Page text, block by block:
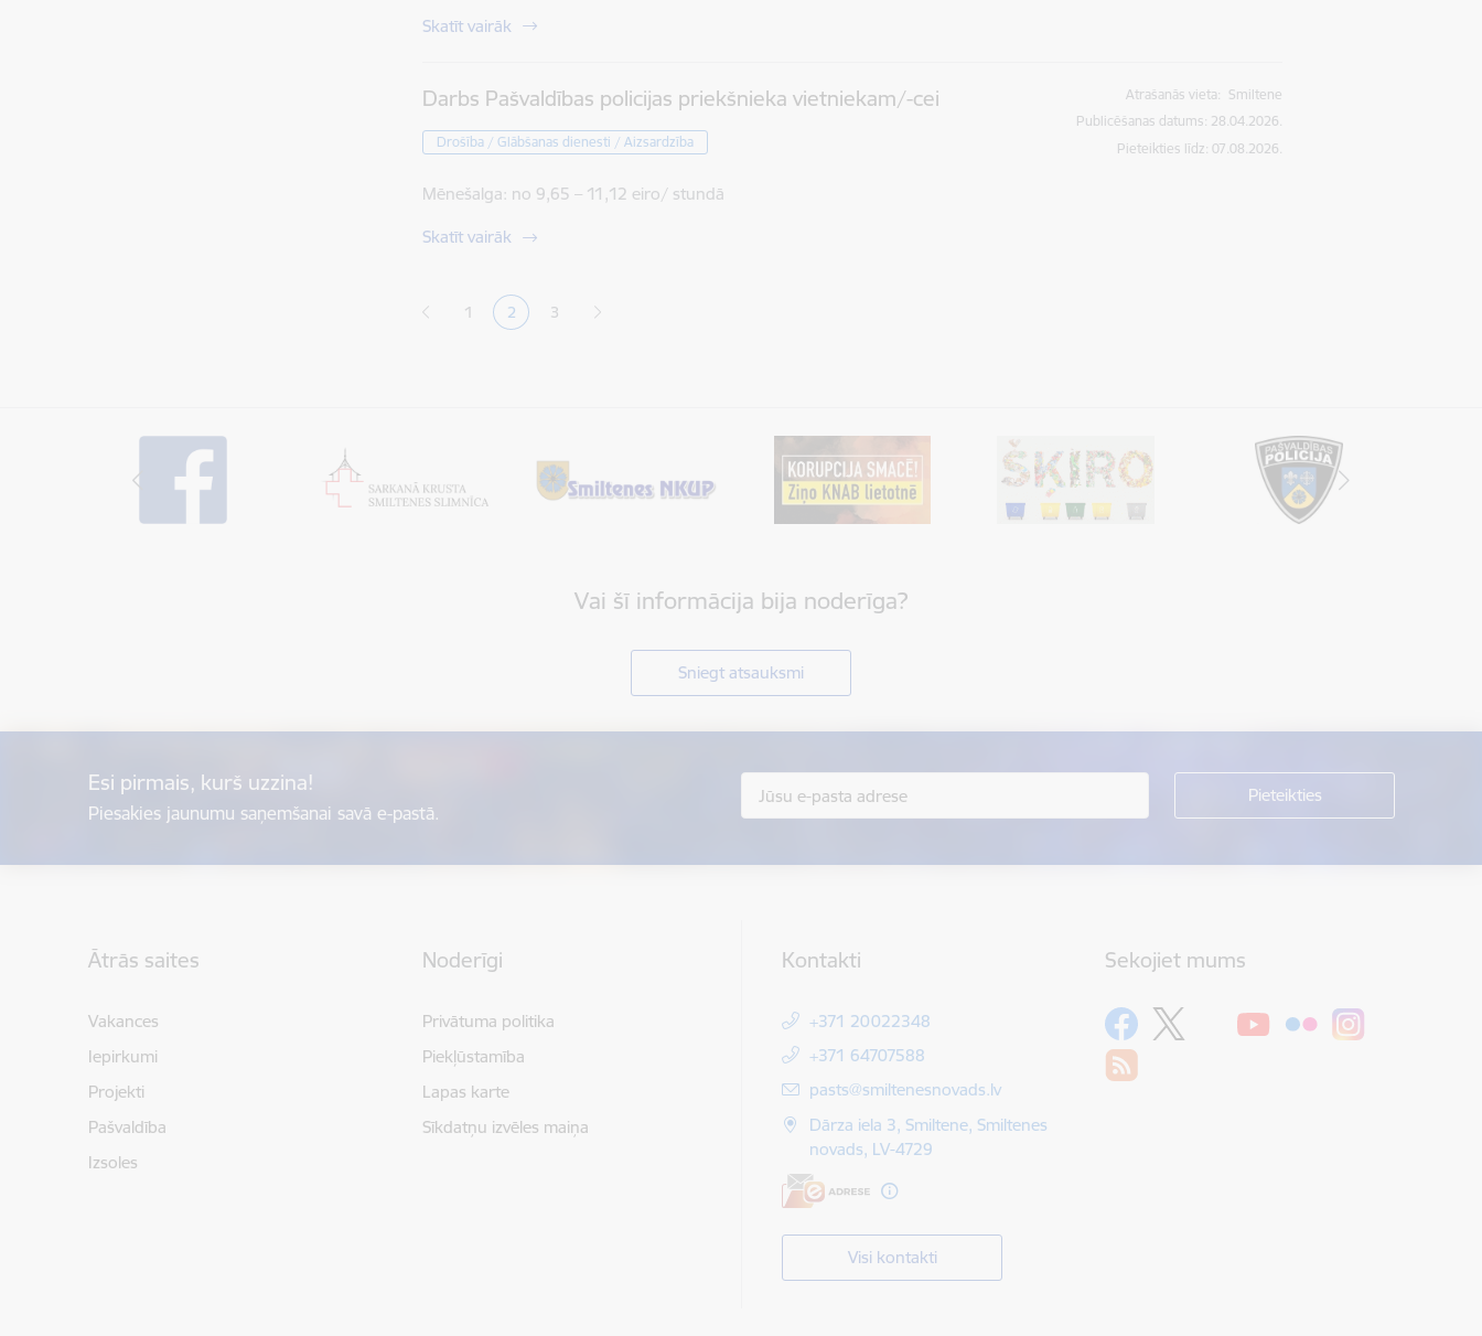
Skatīt vairāk
Darbs Pašvaldības policijas priekšnieka vietniekam/-cei
Drošība / Glābšanas dienesti / Aizsardzība
Mēnešalga: no 9,65 – 11,12 eiro/ stundā
Skatīt vairāk
Atrašanās vieta: Smiltene
Publicēšanas datums: 28.04.2026.
Pieteikties līdz:07.08.2026.
Lapa
1 Pašreizējā lapa
2 Lapa
3
Vai šī informācija bija noderīga?
Sniegt atsauksmi
Esi pirmais, kurš uzzina!
Piesakies jaunumu saņemšanai savā e-pastā.
Ātrās saites
Vakances
Iepirkumi
Projekti
Pašvaldība
Izsoles
Noderīgi
Privātuma politika
Piekļūstamība
Lapas karte
Sīkdatņu izvēles maiņa
Kontakti
+371 20022348
+371 64707588
E-pasts:
pasts@smiltenesnovads.lv
Dārza iela 3, Smiltene, Smiltenes
novads, LV-4729
Visi kontakti
Sekojiet mums